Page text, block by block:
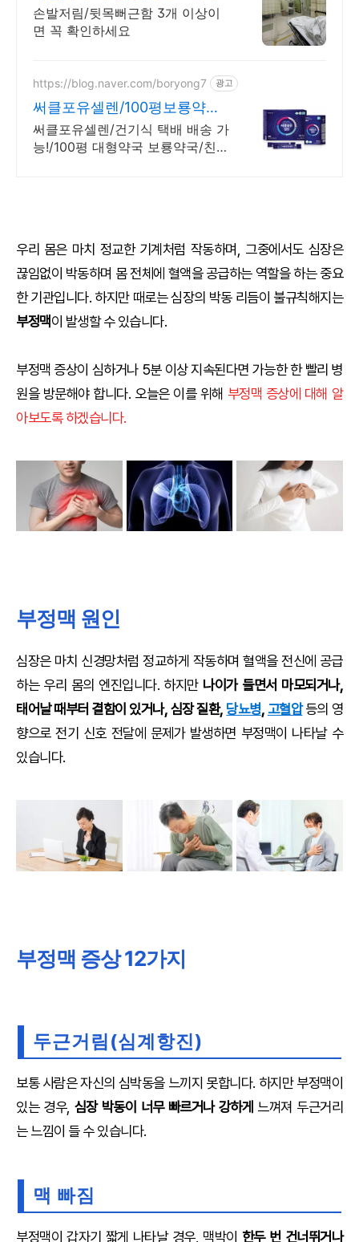
방치하시면 큰일납니다.
손발저림/뒷목뻐근함 3개 이상이
면 꼭 확인하세요
https://blog.naver.com/boryong7 광고
써클포유셀렌/100평보룡약국
대형약국/태릉입구,육사 근처
써클포유셀렌/건기식 택배 배송 가
능!/100평 대형약국 보룡약국/친절
우리 몸은 마치 정교한 기계처럼 작동하며, 그중에서도 심장은
끊임없이 박동하며 몸 전체에 혈액을 공급하는 역할을 하는 중요
한 기관입니다. 하지만 때로는 심장의 박동 리듬이 불규칙해지는
부정맥이 발생할 수 있습니다.
부정맥 증상이 심하거나 5분 이상 지속된다면 가능한 한 빨리 병
원을 방문해야 합니다. 오늘은 이를 위해 부정맥 증상에 대해 알
아보도록 하겠습니다.
부정맥 원인
심장은 마치 신경망처럼 정교하게 작동하며 혈액을 전신에 공급
하는 우리 몸의 엔진입니다. 하지만 나이가 들면서 마모되거나,
태어날 때부터 결함이 있거나, 심장 질환, 당뇨병, 고혈압등의 영
향으로 전기 신호 전달에 문제가 발생하면 부정맥이 나타날 수
있습니다.
부정맥 증상 12가지
두근거림(심계항진)
보통 사람은 자신의 심박동을 느끼지 못합니다. 하지만 부정맥이
있는 경우, 심장 박동이 너무 빠르거나 강하게 느껴져 두근거리
는 느낌이 들 수 있습니다.
맥 빠짐
부정맥이 갑자기 짧게 나타날 경우, 맥박이 한두 번 건너뛰거나